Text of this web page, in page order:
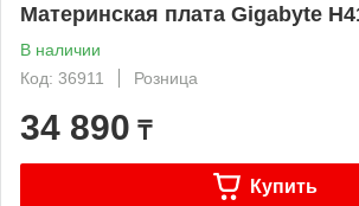
Материнская плата Gigabyte
В наличии
Код: 36911
Розница
34 890 ₸
Купить